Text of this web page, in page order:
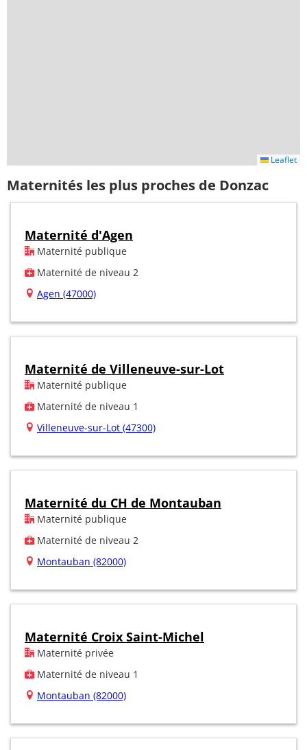
Leaflet
Maternités les plus proches de Donzac
Maternité d'Agen
Maternité publique
Maternité de niveau 2
Agen (47000)
Maternité de Villeneuve-sur-Lot
Maternité publique
Maternité de niveau 1
Villeneuve-sur-Lot (47300)
Maternité du CH de Montauban
Maternité publique
Maternité de niveau 2
Montauban (82000)
Maternité Croix Saint-Michel
Maternité privée
Maternité de niveau 1
Montauban (82000)